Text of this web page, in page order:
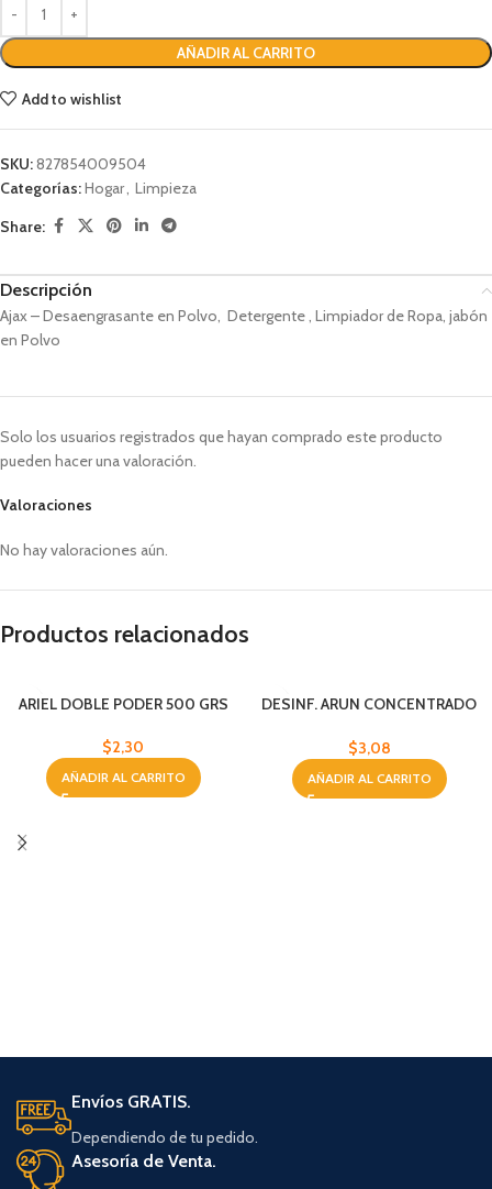
AÑADIR AL CARRITO
Add to wishlist
SKU:827854009504
Categorías:Hogar, Limpieza
Share:
Descripción
Ajax – Desaengrasante en Polvo, Detergente , Limpiador de Ropa, jabón
en Polvo
Valoraciones
No hay valoraciones aún.
Solo los usuarios registrados que hayan comprado este producto
pueden hacer una valoración.
Productos relacionados
ARIEL DOBLE PODER 500 GRS
$2,30
AÑADIR AL CARRITO
DESINF. ARUN CONCENTRADO
$3,08
AÑADIR AL CARRITO
Envíos GRATIS.
Dependiendo de tu pedido.
Asesoría de Venta.